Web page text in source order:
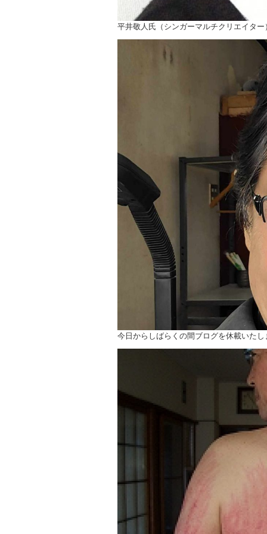
平井敬人氏（シンガーマルチクリエイタ
今日からしばらくの間ブログを休載いたし